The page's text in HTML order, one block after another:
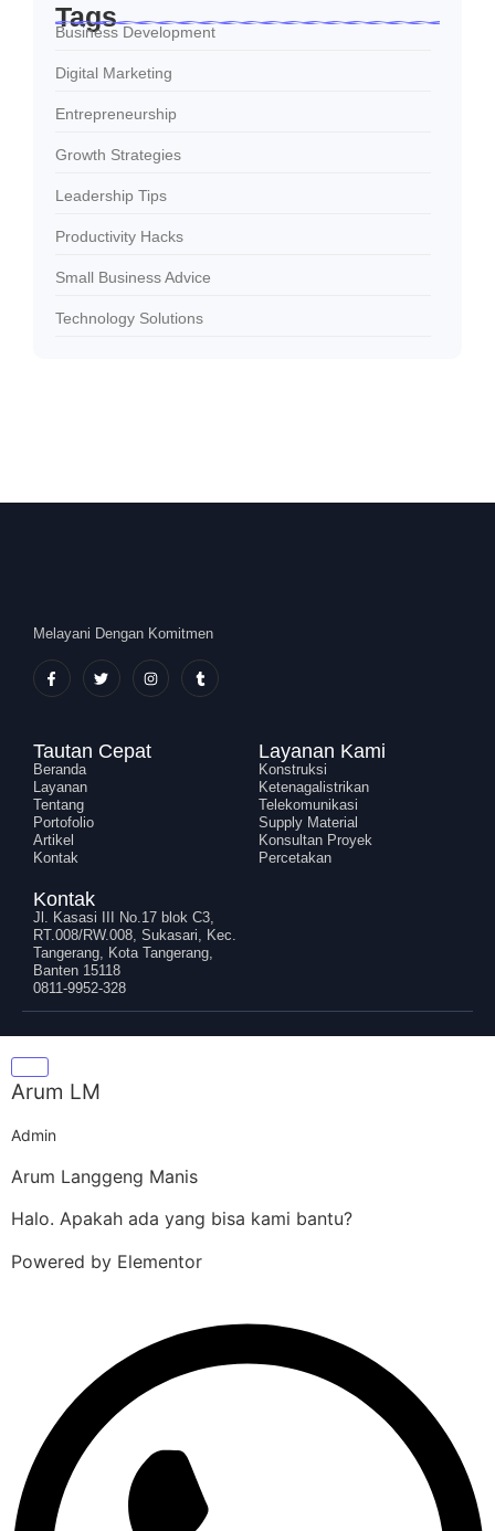
Tags
Business Development
Digital Marketing
Entrepreneurship
Growth Strategies
Leadership Tips
Productivity Hacks
Small Business Advice
Technology Solutions
Melayani Dengan Komitmen
Tautan Cepat
Beranda
Layanan
Tentang
Portofolio
Artikel
Kontak
Layanan Kami
Konstruksi
Ketenagalistrikan
Telekomunikasi
Supply Material
Konsultan Proyek
Percetakan
Kontak
Jl. Kasasi III No.17 blok C3,
RT.008/RW.008, Sukasari, Kec.
Tangerang, Kota Tangerang,
Banten 15118
0811-9952-328
Arum LM
Admin
Arum Langgeng Manis
Halo. Apakah ada yang bisa kami bantu?
Powered by Elementor